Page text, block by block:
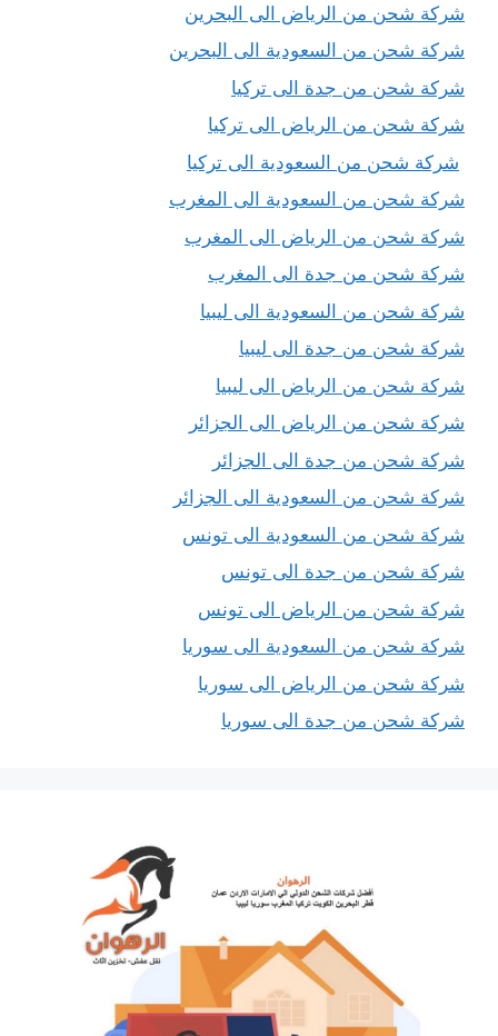
شركة شحن من الرياض الى البحرين
شركة شحن من السعودية الى البحرين
شركة شحن من جدة الى تركيا
شركة شحن من الرياض الى تركيا
شركة شحن من السعودية الى تركيا
شركة شحن من السعودية الى المغرب
شركة شحن من الرياض الى المغرب
شركة شحن من جدة الى المغرب
شركة شحن من السعودية الى ليبيا
شركة شحن من جدة الى ليبيا
شركة شحن من الرياض الى ليبيا
شركة شحن من الرياض الى الجزائر
شركة شحن من جدة الى الجزائر
شركة شحن من السعودية الى الجزائر
شركة شحن من السعودية الى تونس
شركة شحن من جدة الى تونس
شركة شحن من الرياض الى تونس
شركة شحن من السعودية الى سوريا
شركة شحن من الرياض الى سوريا
شركة شحن من جدة الى سوريا